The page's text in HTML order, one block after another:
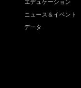
エデュケーション
ニュース＆イベント
データ